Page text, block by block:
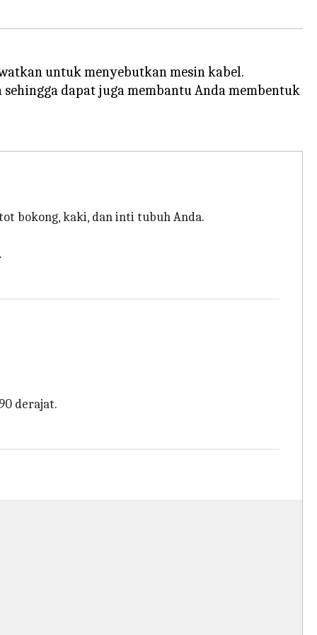
untuk menyebutkan mesin kabel.
dapat juga membantu Anda membentuk
bokong, kaki, dan inti tubuh Anda.
derajat.